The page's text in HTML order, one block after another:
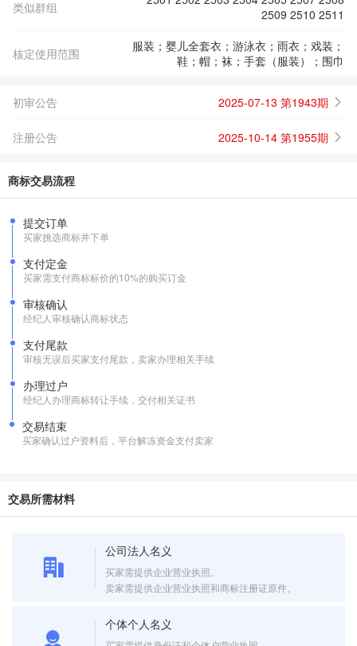
类似群组
2509 2510 2511
核定使用范围
服装；婴儿全套衣；游泳衣；雨衣；戏装；
鞋；帽；袜；手套（服装）；围巾
初审公告 2025-07-13 第1943期
注册公告 2025-10-14 第1955期
商标交易流程
提交订单
买家挑选商标并下单
支付定金
买家需支付商标标价的10%的购买订金
审核确认
经纪人审核确认商标状态
支付尾款
审核无误后买家支付尾款，卖家办理相关手续
办理过户
经纪人办理商标转让手续，交付相关证书
交易结束
买家确认过户资料后，平台解冻资金支付卖家
交易所需材料
公司法人名义
买家需提供企业营业执照。
卖家需提供企业营业执照和商标注册证原件。
个体个人名义